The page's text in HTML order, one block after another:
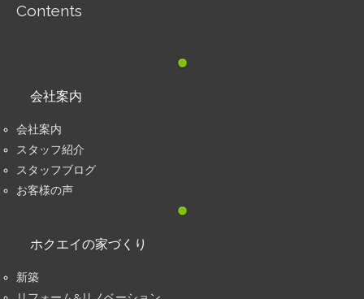
Contents
会社案内
会社案内
スタッフ紹介
スタッフブログ
お客様の声
ホクエイの家づくり
新築